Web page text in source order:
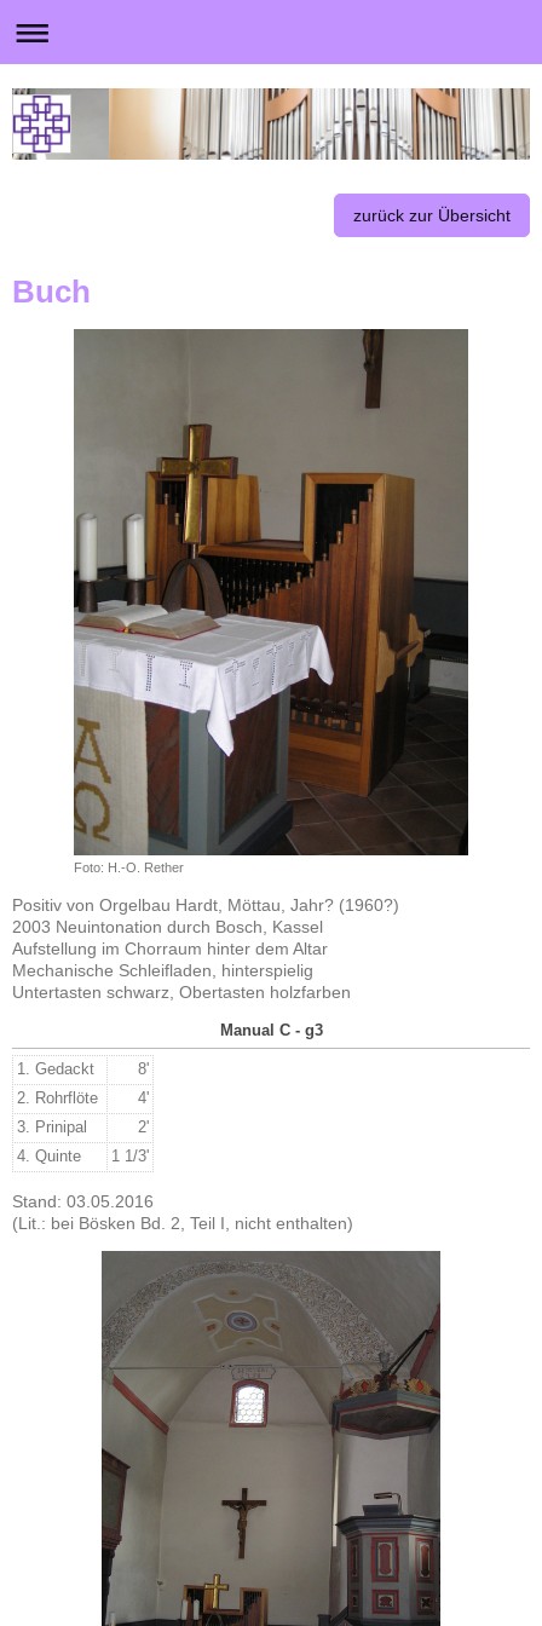
zurück zur Übersicht
Buch
Foto: H.-O. Rether
Positiv von Orgelbau Hardt, Möttau, Jahr? (1960?)
2003 Neuintonation durch Bosch, Kassel
Aufstellung im Chorraum hinter dem Altar
Mechanische Schleifladen, hinterspielig
Untertasten schwarz, Obertasten holzfarben
Manual C - g3
1. Gedackt
8'
2. Rohrflöte
4'
3. Prinipal
2'
4. Quinte 1 1/3'
Stand: 03.05.2016
(Lit.: bei Bösken Bd. 2, Teil I, nicht enthalten)